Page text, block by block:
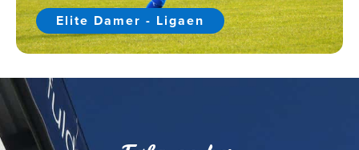
Elite Damer - Ligaen